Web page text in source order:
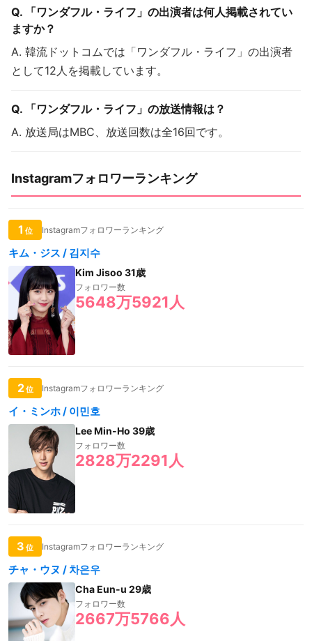
Q. 「ワンダフル・ライフ」の出演者は何人掲載されてい
ますか？
A. 韓流ドットコムでは「ワンダフル・ライフ」の出演者
として12人を掲載しています。
Q. 「ワンダフル・ライフ」の放送情報は？
A. 放送局はMBC、放送回数は全16回です。
Instagramフォロワーランキング
1 位 Instagramフォロワーランキング
キム・ジス / 김지수
Kim Jisoo 31歳
フォロワー数
5648万5921人
2位 Instagramフォロワーランキング
イ・ミンホ / 이민호
Lee Min-Ho 39歳
フォロワー数
2828万2291人
3 位 Instagramフォロワーランキング
チャ・ウヌ / 차은우
Cha Eun-u 29歳
フォロワー数
2667万5766人